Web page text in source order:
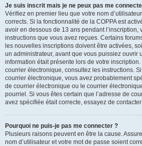
Je suis inscrit mais je ne peux pas me
Vérifiez en premier lieu que votre nom
corrects. Si la fonctionnalité de la COPPA est
avoir en dessous de 13 ans pendant l’inscription,
instructions que vous avez reçues. Certains
les nouvelles inscriptions doivent être activées,
un administrateur, avant que vous puissiez ouvrir
information était présente lors de votre
courrier électronique, consultez les instructions.
courrier électronique, vous avez probablement
de courrier électronique ou le courrier
pourriel. Si vous êtes certain que l’adresse de
avez spécifiée était correcte, essayez de
Pourquoi ne puis-je pas me connecter ?
Plusieurs raisons peuvent en être la cause.
nom d’utilisateur et votre mot de passe soient